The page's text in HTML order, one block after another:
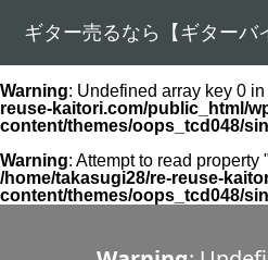
ギター売るなら【ギターバ
Warning: Undefined array key 0 in
reuse-kaitori.com/public_html/
content/themes/oops_tcd048/
Warning: Attempt to read property
/home/takasugi28/re-reuse-
content/themes/oops_tcd048/